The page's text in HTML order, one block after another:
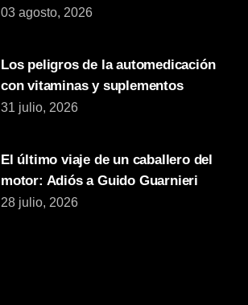
03 agosto, 2026
Los peligros de la automedicación
con vitaminas y suplementos
31 julio, 2026
El último viaje de un caballero del
motor: Adiós a Guido Guarnieri
28 julio, 2026